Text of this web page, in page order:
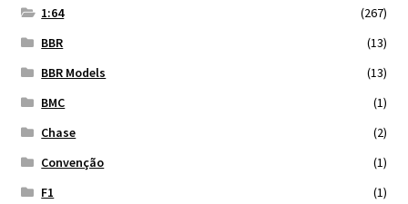
1:64
(267)
BBR
(13)
BBR Models
(13)
BMC
(1)
Chase
(2)
Convenção
(1)
F1
(1)